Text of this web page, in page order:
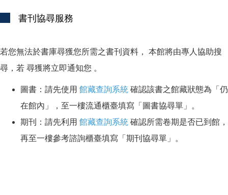
書刊協尋服務
若您無法於書庫尋獲您所需之書刊資料， 本館將由專人協助搜
尋，若 尋獲將立即通知您 。
圖書：請先使用 館藏查詢系統 確認該書之館藏狀態為「仍
在館內」，至一樓流通櫃臺填寫「圖書協尋單」。
期刊：請先利用 館藏查詢系統 確認所需卷期是否已到館，
再至一樓參考諮詢櫃臺填寫「期刊協尋單」。